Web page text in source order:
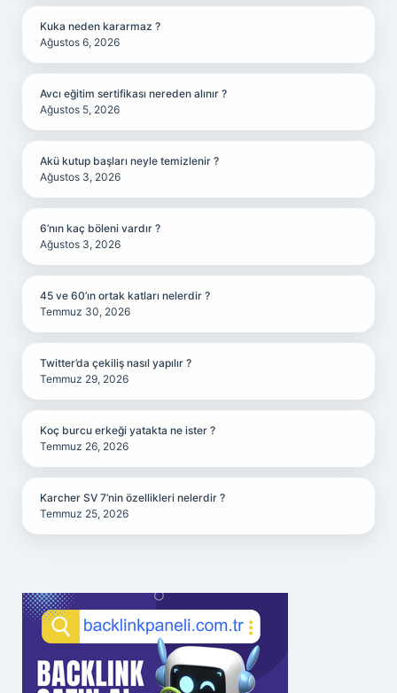
Kuka neden kararmaz ?
Ağustos 6, 2026
Avcı eğitim sertifikası nereden alınır ?
Ağustos 5, 2026
Akü kutup başları neyle temizlenir ?
Ağustos 3, 2026
6’nın kaç böleni vardır ?
Ağustos 3, 2026
45 ve 60’ın ortak katları nelerdir ?
Temmuz 30, 2026
Twitter’da çekiliş nasıl yapılır ?
Temmuz 29, 2026
Koç burcu erkeği yatakta ne ister ?
Temmuz 26, 2026
Karcher SV 7’nin özellikleri nelerdir ?
Temmuz 25, 2026